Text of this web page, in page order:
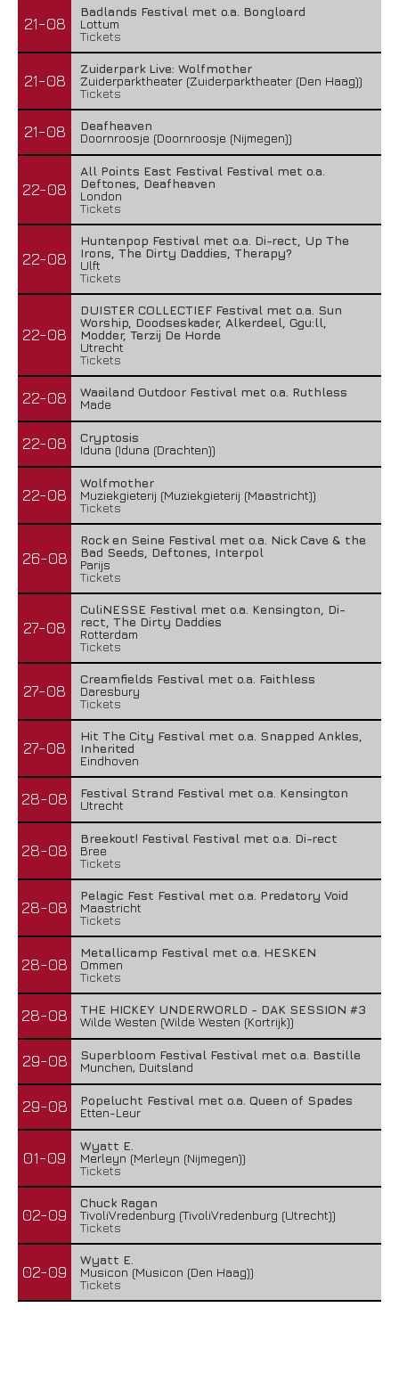
21-08
Badlands Festival met o.a. Bongloard
Lottum
Tickets
21-08
Zuiderpark Live: Wolfmother
Zuiderparktheater (Zuiderparktheater (Den Haag))
Tickets
21-08
Deafheaven
Doornroosje (Doornroosje (Nijmegen))
22-08
All Points East Festival Festival met o.a.
Deftones, Deafheaven
London
Tickets
22-08
Huntenpop Festival met o.a. Di-rect, Up The
Irons, The Dirty Daddies, Therapy?
Ulft
Tickets
22-08
DUISTER COLLECTIEF Festival met o.a. Sun
Worship, Doodseskader, Alkerdeel, Ggu:ll,
Modder, Terzij De Horde
Utrecht
Tickets
22-08
Waailand Outdoor Festival met o.a. Ruthless
Made
22-08
Cryptosis
Iduna (Iduna (Drachten))
22-08
Wolfmother
Muziekgieterij (Muziekgieterij (Maastricht))
Tickets
26-08
Rock en Seine Festival met o.a. Nick Cave & the
Bad Seeds, Deftones, Interpol
Parijs
Tickets
27-08
CuliNESSE Festival met o.a. Kensington, Di-
rect, The Dirty Daddies
Rotterdam
Tickets
27-08
Creamfields Festival met o.a. Faithless
Daresbury
Tickets
27-08
Hit The City Festival met o.a. Snapped Ankles,
Inherited
Eindhoven
28-08
Festival Strand Festival met o.a. Kensington
Utrecht
28-08
Breekout! Festival Festival met o.a. Di-rect
Bree
Tickets
28-08
Pelagic Fest Festival met o.a. Predatory Void
Maastricht
Tickets
28-08
Metallicamp Festival met o.a. HESKEN
Ommen
Tickets
28-08
THE HICKEY UNDERWORLD - DAK SESSION #3
Wilde Westen (Wilde Westen (Kortrijk))
29-08
Superbloom Festival Festival met o.a. Bastille
Munchen, Duitsland
29-08
Popelucht Festival met o.a. Queen of Spades
Etten-Leur
01-09
Wyatt E.
Merleyn (Merleyn (Nijmegen))
Tickets
02-09
Chuck Ragan
TivoliVredenburg (TivoliVredenburg (Utrecht))
Tickets
02-09
Wyatt E.
Musicon (Musicon (Den Haag))
Tickets